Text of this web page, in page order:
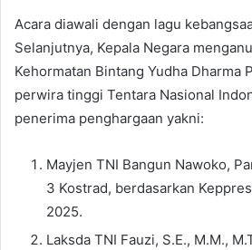
Acara diawali dengan lagu
Selanjutnya, Kepala Negara
Kehormatan Bintang Yudha Dharma
perwira tinggi Tentara Nasional
penerima penghargaan yakni:
Mayjen TNI Bangun Nawoko,
3 Kostrad, berdasarkan
2025.
Laksda TNI Fauzi, S.E., M.M.,